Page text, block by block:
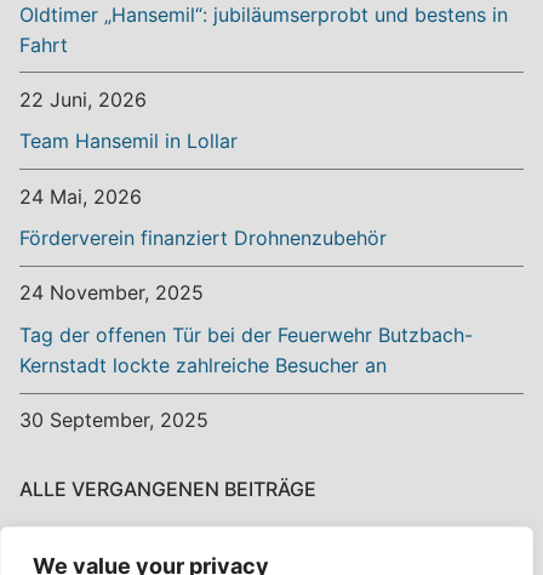
We value your privacy
Oldtimer „Hansemil“: jubiläumserprobt und bestens in
Fahrt
22 Juni, 2026
Team Hansemil in Lollar
24 Mai, 2026
Förderverein finanziert Drohnenzubehör
24 November, 2025
Tag der offenen Tür bei der Feuerwehr Butzbach-
Kernstadt lockte zahlreiche Besucher an
30 September, 2025
ALLE VERGANGENEN BEITRÄGE